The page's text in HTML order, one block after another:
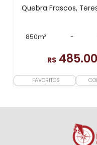
Quebra Frascos,
850m² -
R$
FAVORITOS